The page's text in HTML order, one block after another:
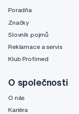
Poradňa
Značky
Slovník pojmů
Reklamace a servis
Klub Profimed
O společnosti
O nás
Kariéra